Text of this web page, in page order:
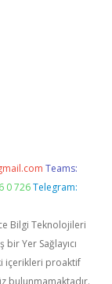
Teams:
0 726 Telegram:
Bilgi Teknolojileri
Yer Sağlayıcı
içerikleri proaktif
bulunmamaktadır.